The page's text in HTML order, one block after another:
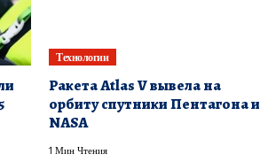
Технологии
Ракета Atlas V вывела на
орбиту спутники Пентагона и
NASA
1 Мин Чтения